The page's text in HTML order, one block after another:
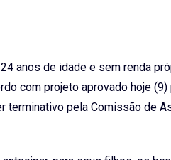
anos de idade e sem renda
com projeto aprovado hoje (9)
terminativo pela Comissão de